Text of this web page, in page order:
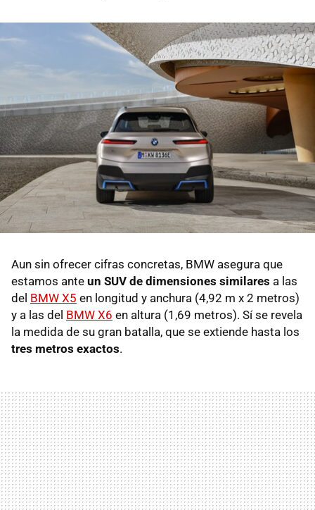
Aun sin ofrecer cifras concretas, BMW asegura que
estamos ante un SUV de dimensiones similares a las
del BMW X5 en longitud y anchura (4,92 m x 2 metros)
y a las del BMW X6 en altura (1,69 metros). Sí se revela
la medida de su gran batalla, que se extiende hasta los
tres metros exactos.